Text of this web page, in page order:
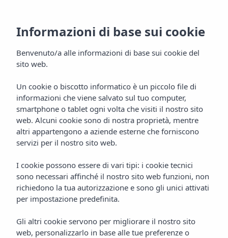
Truck&Roll
Food Truck
Home Gastronomia TRUCK&ROLL IBIZA
Informazioni di base sui cookie
Benvenuto/a alle informazioni di base sui cookie del
sito web.
Un cookie o biscotto informatico è un piccolo file di
informazioni che viene salvato sul tuo computer,
smartphone o tablet ogni volta che visiti il nostro sito
web. Alcuni cookie sono di nostra proprietà, mentre
altri appartengono a aziende esterne che forniscono
servizi per il nostro sito web.
I cookie possono essere di vari tipi: i cookie tecnici
sono necessari affinché il nostro sito web funzioni, non
richiedono la tua autorizzazione e sono gli unici attivati
per impostazione predefinita.
Gli altri cookie servono per migliorare il nostro sito
web, personalizzarlo in base alle tue preferenze o